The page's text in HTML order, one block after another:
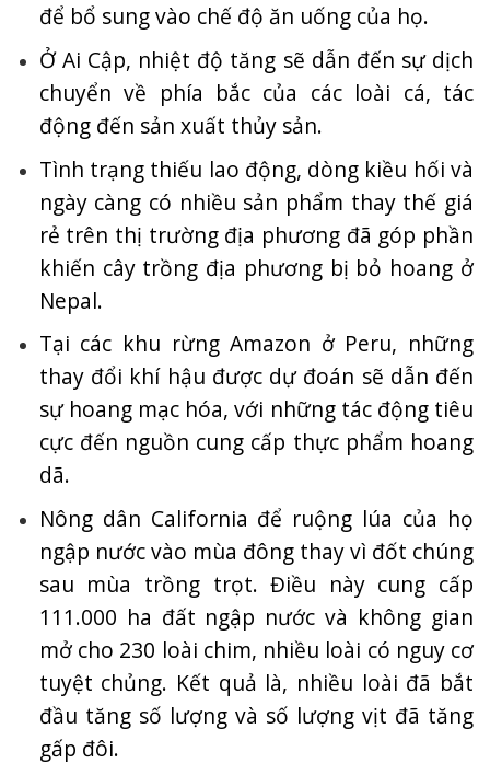
để bổ sung vào chế độ ăn uống của họ.
Ở Ai Cập, nhiệt độ tăng sẽ dẫn đến sự dịch
chuyển về phía bắc của các loài cá, tác
động đến sản xuất thủy sản.
Tình trạng thiếu lao động, dòng kiều hối và
ngày càng có nhiều sản phẩm thay thế giá
rẻ trên thị trường địa phương đã góp phần
khiến cây trồng địa phương bị bỏ hoang ở
Nepal.
Tại các khu rừng Amazon ở Peru, những
thay đổi khí hậu được dự đoán sẽ dẫn đến
sự hoang mạc hóa, với những tác động tiêu
cực đến nguồn cung cấp thực phẩm hoang
dã.
Nông dân California để ruộng lúa của họ
ngập nước vào mùa đông thay vì đốt chúng
sau mùa trồng trọt. Điều này cung cấp
111.000 ha đất ngập nước và không gian
mở cho 230 loài chim, nhiều loài có nguy cơ
tuyệt chủng. Kết quả là, nhiều loài đã bắt
đầu tăng số lượng và số lượng vịt đã tăng
gấp đôi.